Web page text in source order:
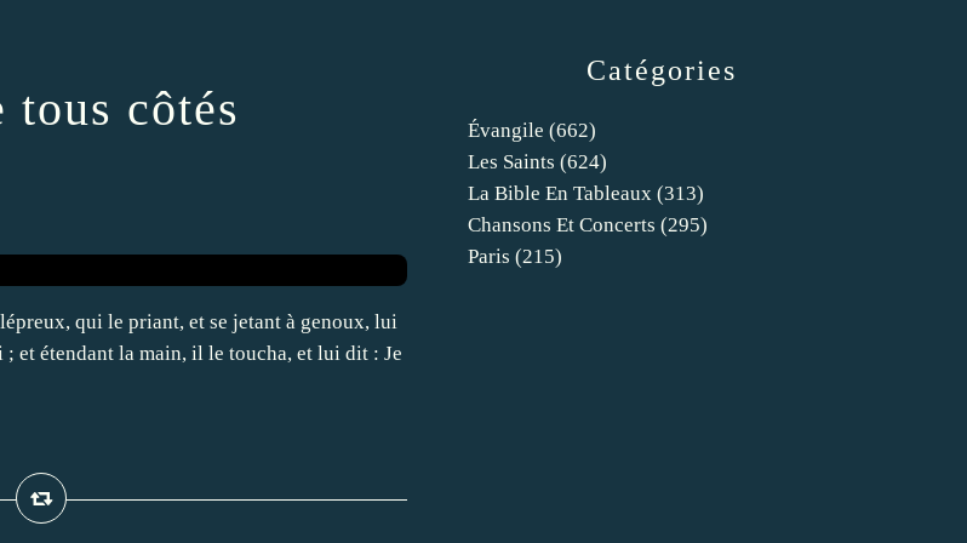
côtés
qui le priant, et se jetant à genoux, lui
et étendant la main, il le toucha, et lui dit : Je
Catégories
Évangile (662)
Les Saints (624)
La Bible En Tableaux (313)
Chansons Et Concerts (295)
Paris (215)